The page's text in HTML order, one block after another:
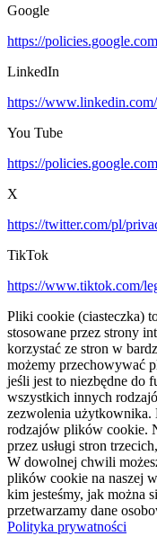
Google
https://
LinkedIn
https://
You Tube
https://
X
https://twitter.com/pl/
TikTok
https://www.tiktok.com/
Pliki cookie (ciasteczka)
stosowane przez strony
korzystać ze stron w
możemy przechowywać
jeśli jest to niezbędne do
wszystkich innych
zezwolenia użytkownika.
rodzajów plików cookie.
przez usługi stron
W dowolnej chwili
plików cookie na naszej
kim jesteśmy, jak można
przetwarzamy dane
Polityka prywatności